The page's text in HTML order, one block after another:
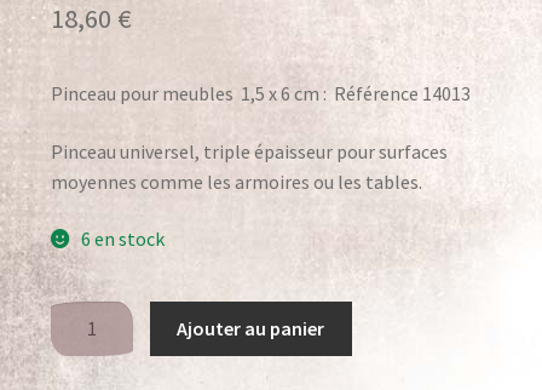
Formation des formateurs
Boutique Powertex France
Cart
Confirmation de votre inscription
Contact
Contact
18,60 €
Pinceau pour meubles 1,5 x 6 cm : Référence 14013
Pinceau universel, triple épaisseur pour surfaces
moyennes comme les armoires ou les tables.
6 en stock
de
Fleur
Ajouter au panier